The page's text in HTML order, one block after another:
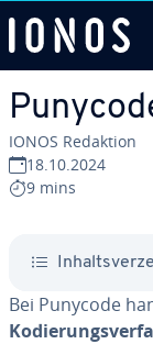
IONOS Redaktion
18.10.2024
9 mins
Bei Punycode